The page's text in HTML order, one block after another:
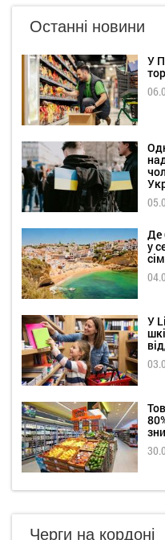
Останні новини
У
Де
у
У
Черги на кордоні